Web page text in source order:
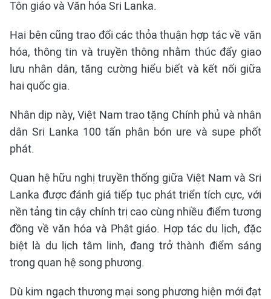
Tôn giáo và Văn hóa Sri Lanka.
Hai bên cũng trao đổi các thỏa thuận hợp tác về văn
hóa, thông tin và truyền thông nhằm thúc đẩy giao
lưu nhân dân, tăng cường hiểu biết và kết nối giữa
hai quốc gia.
Nhân dịp này, Việt Nam trao tặng Chính phủ và nhân
dân Sri Lanka 100 tấn phân bón ure và supe phốt
phát.
Quan hệ hữu nghị truyền thống giữa Việt Nam và Sri
Lanka được đánh giá tiếp tục phát triển tích cực, với
nền tảng tin cậy chính trị cao cùng nhiều điểm tương
đồng về văn hóa và Phật giáo. Hợp tác du lịch, đặc
biệt là du lịch tâm linh, đang trở thành điểm sáng
trong quan hệ song phương.
Dù kim ngạch thương mại song phương hiện mới đạt